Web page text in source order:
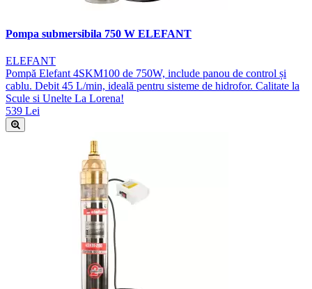
Pompa submersibila 750 W ELEFANT
ELEFANT
Pompă Elefant 4SKM100 de 750W, include panou de control și
cablu. Debit 45 L/min, ideală pentru sisteme de hidrofor. Calitate la
Scule si Unelte La Lorena!
539 Lei